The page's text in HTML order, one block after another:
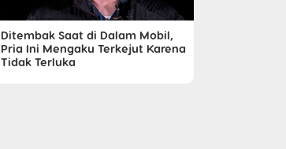
Ditembak Saat di Dalam Mobil,
Pria Ini Mengaku Terkejut Karena
Tidak Terluka